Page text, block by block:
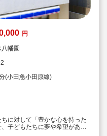
円
幡園
(小田急小田原線)
に対して「豊かな心を持った
子どもたちに夢や希望がある